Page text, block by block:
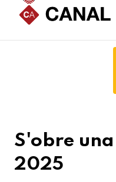
Portada Blog
S'obre
2025